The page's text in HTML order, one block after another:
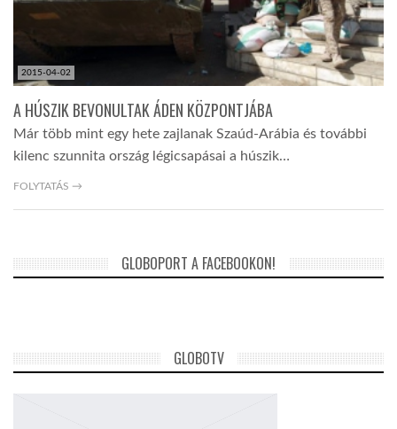
2015-04-02
A HÚSZIK BEVONULTAK ÁDEN KÖZPONTJÁBA
Már több mint egy hete zajlanak Szaúd-Arábia és további
kilenc szunnita ország légicsapásai a húszik…
FOLYTATÁS →
GLOBOPORT A FACEBOOKON!
GLOBOTV